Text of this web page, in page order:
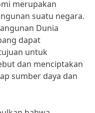
merupakan
suatu negara.
Dunia
dapat
untuk
dan menciptakan
sumber daya dan